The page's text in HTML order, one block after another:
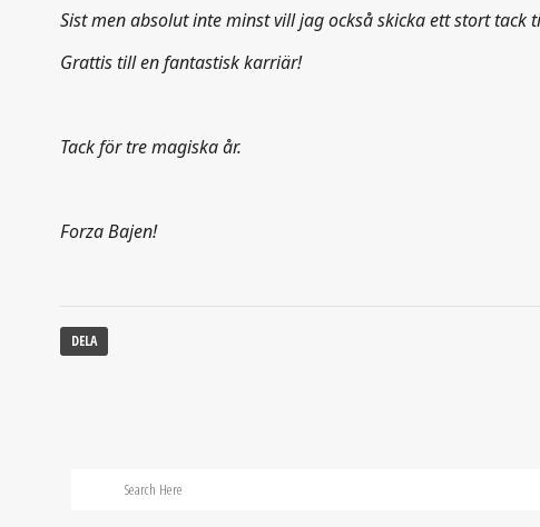
Sist men absolut inte minst vill jag också skicka ett stort
Grattis till en fantastisk karriär!
Tack för tre magiska år.
Forza Bajen!
DELA